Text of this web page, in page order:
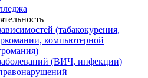
(табакокурения,
компьютерной
(ВИЧ, инфекции)